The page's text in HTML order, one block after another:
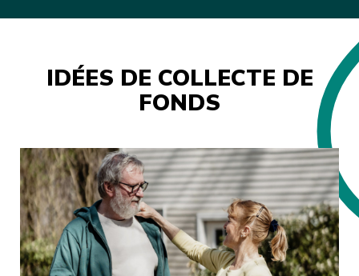
IDÉES DE COLLECTE DE
FONDS